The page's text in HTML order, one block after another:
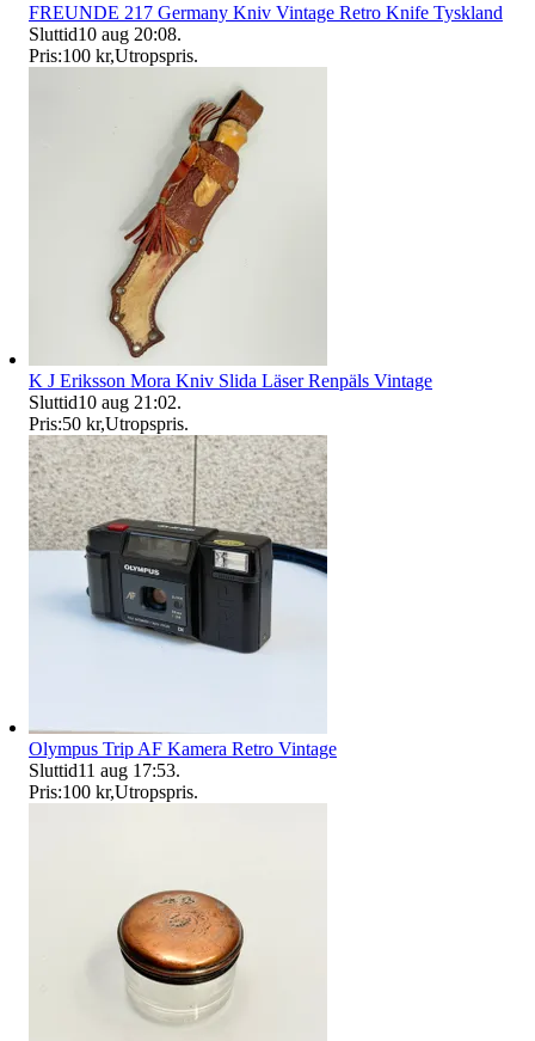
FREUNDE 217 Germany Kniv Vintage Retro Knife Tyskland
Sluttid10 aug 20:08.
Pris:100 kr,Utropspris.
K J Eriksson Mora Kniv Slida Läser Renpäls Vintage
Sluttid10 aug 21:02.
Pris:50 kr,Utropspris.
Olympus Trip AF Kamera Retro Vintage
Sluttid11 aug 17:53.
Pris:100 kr,Utropspris.